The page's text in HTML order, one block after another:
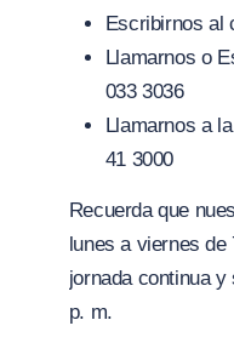
Escribirnos al
Llamarnos o
033 3036
Llamarnos a
41 3000
Recuerda que
lunes a viernes
jornada continua
p. m.